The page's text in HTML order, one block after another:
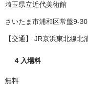
埼玉県立近代美術館
さいたま市浦和区常盤9-
【交通】 JR京浜東北線北
4 入場料
無料